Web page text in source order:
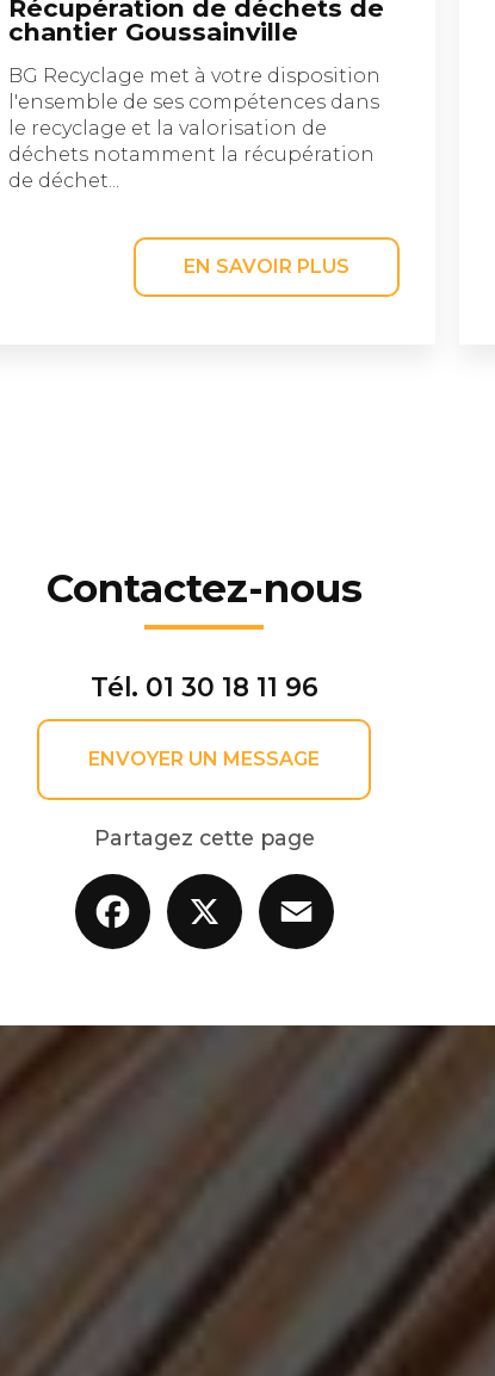
Récupération de déchets de
chantier Goussainville
BG Recyclage met à votre disposition
l'ensemble de ses compétences dans
le recyclage et la valorisation de
déchets notamment la récupération
de déchet...
EN SAVOIR PLUS
Contactez-nous
Tél. 01 30 18 11 96
ENVOYER UN MESSAGE
Partagez cette page
Facebook